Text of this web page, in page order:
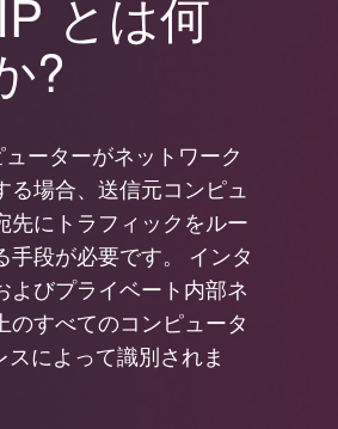
とは何
?
ーターがネットワーク
る場合、送信元コンピュ
先にトラフィックをルー
手段が必要です。 インタ
よびプライベート内部ネ
のすべてのコンピュータ
スによって識別されま